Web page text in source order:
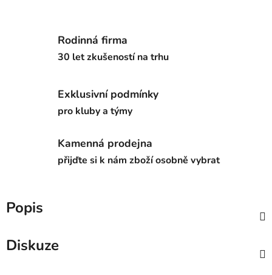
Rodinná firma
30 let zkušeností na trhu
Exklusivní podmínky
pro kluby a týmy
Kamenná prodejna
přijďte si k nám zboží osobně vybrat
Popis
Diskuze